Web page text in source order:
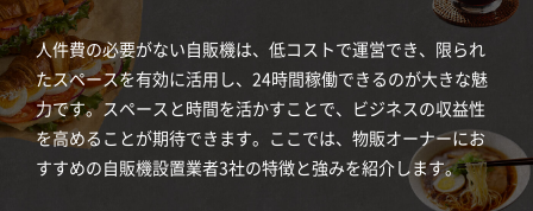
人件費の必要がない自販機は、低コストで運営でき、限られ
たスペースを有効に活用し、24時間稼働できるのが大きな魅
力です。スペースと時間を活かすことで、ビジネスの収益性
を高めることが期待できます。ここでは、物販オーナーにお
すすめの自販機設置業者3社の特徴と強みを紹介します。